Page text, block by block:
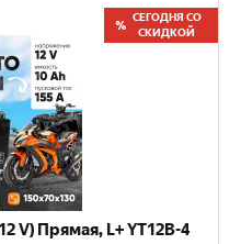
СЕГОДНЯ СО
СКИДКОЙ
V) Прямая, L+ YT12B-4